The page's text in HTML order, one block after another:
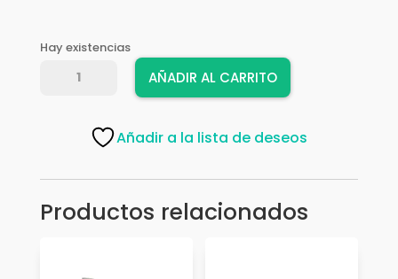
Hay existencias
cantidad
AÑADIR AL CARRITO
Añadir a la lista de deseos
Productos relacionados